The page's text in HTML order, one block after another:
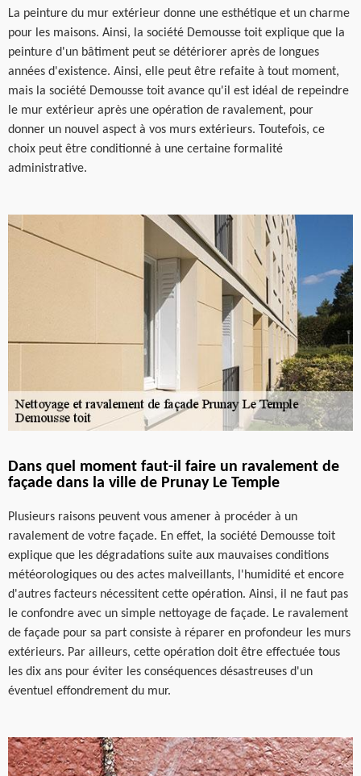
La peinture du mur extérieur donne une esthétique et un charme
pour les maisons. Ainsi, la société Demousse toit explique que la
peinture d'un bâtiment peut se détériorer après de longues
années d'existence. Ainsi, elle peut être refaite à tout moment,
mais la société Demousse toit avance qu'il est idéal de repeindre
le mur extérieur après une opération de ravalement, pour
donner un nouvel aspect à vos murs extérieurs. Toutefois, ce
choix peut être conditionné à une certaine formalité
administrative.
Dans quel moment faut-il faire un ravalement de
façade dans la ville de Prunay Le Temple
Plusieurs raisons peuvent vous amener à procéder à un
ravalement de votre façade. En effet, la société Demousse toit
explique que les dégradations suite aux mauvaises conditions
météorologiques ou des actes malveillants, l'humidité et encore
d'autres facteurs nécessitent cette opération. Ainsi, il ne faut pas
le confondre avec un simple nettoyage de façade. Le ravalement
de façade pour sa part consiste à réparer en profondeur les murs
extérieurs. Par ailleurs, cette opération doit être effectuée tous
les dix ans pour éviter les conséquences désastreuses d'un
éventuel effondrement du mur.